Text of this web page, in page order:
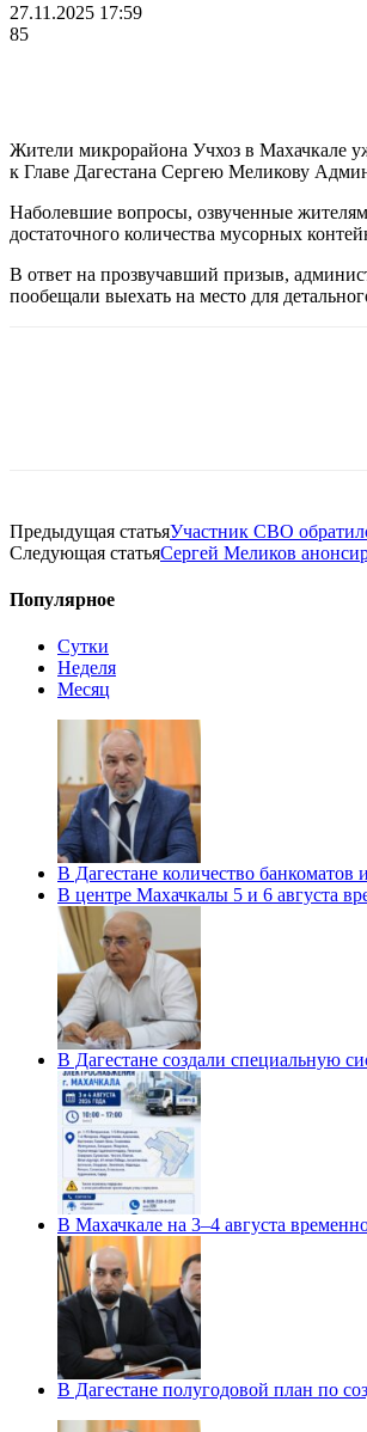
27.11.2025 17:59
85
Жители микрорайона Учхоз в Махачкале
к Главе Дагестана Сергею Меликову
Наболевшие вопросы, озвученные
достаточного количества мусорных
В ответ на прозвучавший призыв,
пообещали выехать на место для
Предыдущая статьяУчастник СВО
Следующая статьяСергей Меликов
Популярное
Сутки
Неделя
Месяц
В Дагестане количество
В центре Махачкалы 5 и 6 августа
В Дагестане создали специальную
В Махачкале на 3–4 августа
В Дагестане полугодовой план по